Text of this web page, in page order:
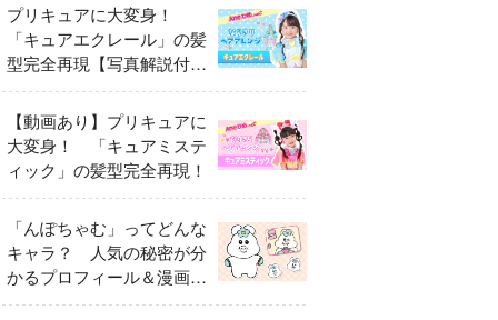
プリキュアに大変身！
「キュアエクレール」の髪
型完全再現【写真解説付
き】
【動画あり】プリキュアに
大変身！ 「キュアミステ
ィック」の髪型完全再現！
「んぽちゃむ」ってどんな
キャラ？ 人気の秘密が分
かるプロフィール＆漫画ま
とめ